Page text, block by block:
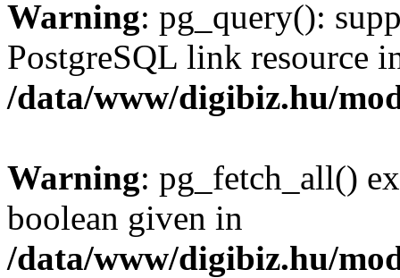
Warning: pg_query():
PostgreSQL link resource
/data/www/digibiz.hu/
Warning: pg_fetch_all()
boolean given in
/data/www/digibiz.hu/